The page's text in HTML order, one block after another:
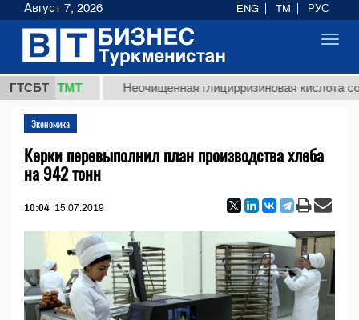
ГТСБТ
ТМТ Неочищенная глицирризиновая кислота
Экономика
Керки перевыполнил план производства хлеба
на 942 тонн
10:04 15.07.2019
Август 7, 2026 ENG TM РУС